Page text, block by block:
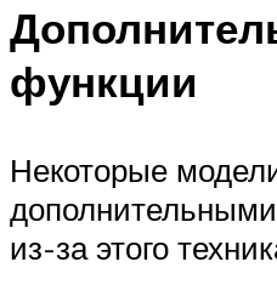
функции
Некоторые
из-за этого